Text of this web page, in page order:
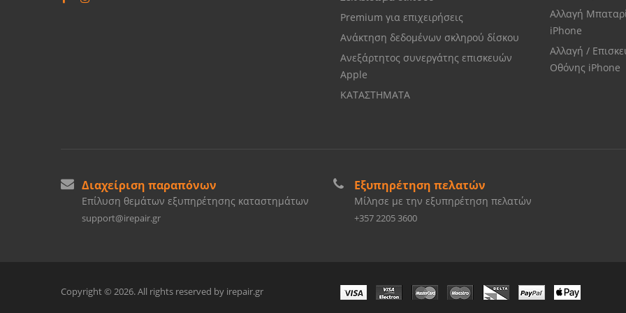
Premium για επιχειρήσεις
Ανάκτηση δεδομένων σκληρού δίσκου
Ανεξάρτητος συνεργάτης επισκευών
Apple
ΚΑΤΑΣΤΗΜΑΤΑ
Αλλαγή
iPhone
Αλλαγή /
Οθόνης iPhone
Διαχείριση παραπόνων
Επίλυση θεμάτων εξυπηρέτησης καταστημάτων
support@irepair.gr
Εξυπηρέτηση πελατών
Μίλησε με την εξυπηρέτηση πελατών
+357 2205 3600
Copyright © 2026. All rights reserved by irepair.gr